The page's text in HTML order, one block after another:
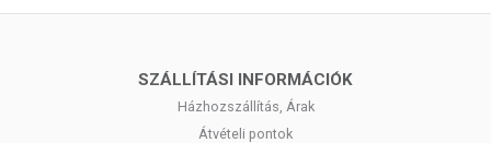
SZÁLLÍTÁSI INFORMÁCIÓK
Házhozszállítás, Árak
Átvételi pontok